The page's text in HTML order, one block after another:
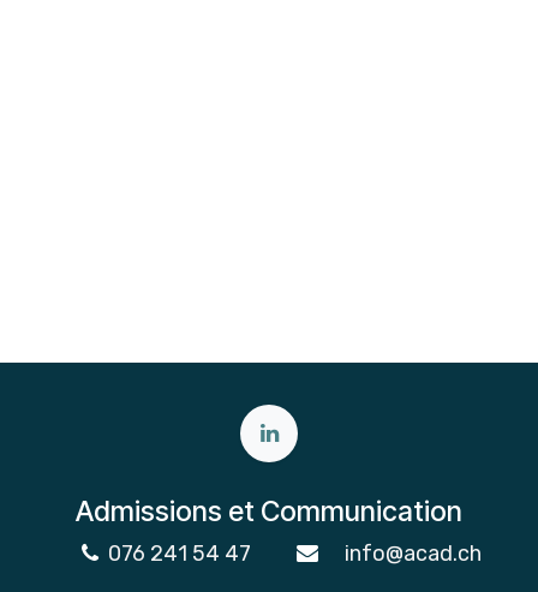
Admissions et Communication
076 241 54 47 info@acad.ch